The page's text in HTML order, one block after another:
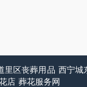
里区丧葬用品 西宁城
店 葬花服务网